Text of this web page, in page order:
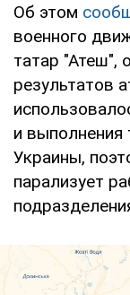
Об этом
военного
татар "Атеш",
результатов
и выполнения
Украины,
парализует